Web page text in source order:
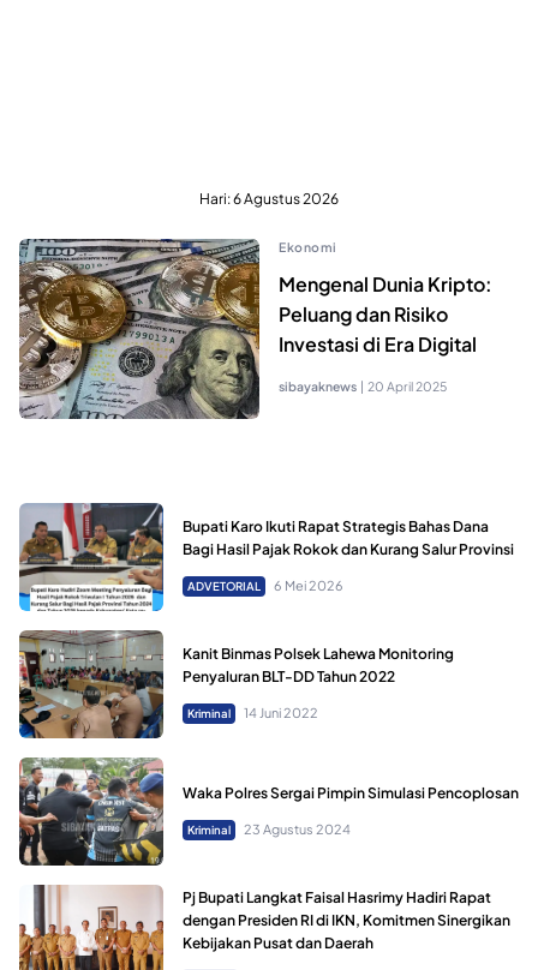
Hari:6 Agustus 2026
Ekonomi
Mengenal Dunia Kripto:
Peluang dan Risiko
Investasi di Era Digital
sibayaknews | 20 April 2025
Bupati Karo Ikuti Rapat Strategis Bahas Dana
Bagi Hasil Pajak Rokok dan Kurang Salur Provinsi
ADVETORIAL 6 Mei 2026
Kanit Binmas Polsek Lahewa Monitoring
Penyaluran BLT-DD Tahun 2022
Kriminal 14 Juni 2022
Waka Polres Sergai Pimpin Simulasi Pencoplosan
Kriminal 23 Agustus 2024
Pj Bupati Langkat Faisal Hasrimy Hadiri Rapat
dengan Presiden RI di IKN, Komitmen Sinergikan
Kebijakan Pusat dan Daerah